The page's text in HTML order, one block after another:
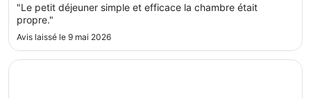
gratuit et l'accès Wi-Fi à Internet gratuit, sans oublier un bar.
"Le petit déjeuner simple et efficace la chambre était
propre."
Avis laissé le 9 mai 2026
S’ouvre dans une nouvelle fenêtre
Rivoli Hotel